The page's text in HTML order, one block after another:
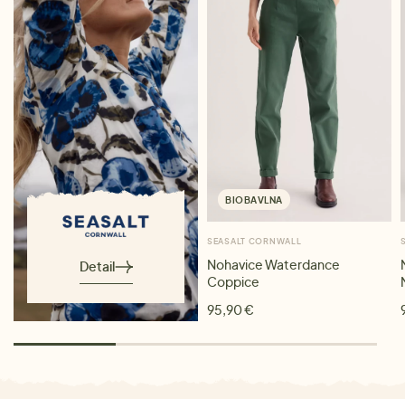
Detail
BIOBAVLNA
SEASALT CORNWALL
Nohavice Waterdance
Coppice
95,90 €